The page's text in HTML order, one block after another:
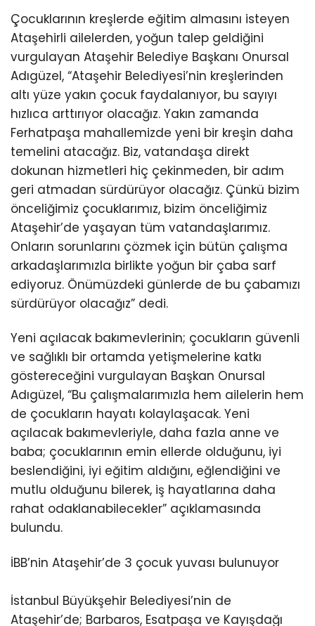
Çocuklarının kreşlerde eğitim almasını isteyen
Ataşehirli ailelerden, yoğun talep geldiğini
vurgulayan Ataşehir Belediye Başkanı Onursal
Adıgüzel, “Ataşehir Belediyesi’nin kreşlerinden
altı yüze yakın çocuk faydalanıyor, bu sayıyı
hızlıca arttırıyor olacağız. Yakın zamanda
Ferhatpaşa mahallemizde yeni bir kreşin daha
temelini atacağız. Biz, vatandaşa direkt
dokunan hizmetleri hiç çekinmeden, bir adım
geri atmadan sürdürüyor olacağız. Çünkü bizim
önceliğimiz çocuklarımız, bizim önceliğimiz
Ataşehir’de yaşayan tüm vatandaşlarımız.
Onların sorunlarını çözmek için bütün çalışma
arkadaşlarımızla birlikte yoğun bir çaba sarf
ediyoruz. Önümüzdeki günlerde de bu çabamızı
sürdürüyor olacağız” dedi.
Yeni açılacak bakımevlerinin; çocukların güvenli
ve sağlıklı bir ortamda yetişmelerine katkı
göstereceğini vurgulayan Başkan Onursal
Adıgüzel, “Bu çalışmalarımızla hem ailelerin hem
de çocukların hayatı kolaylaşacak. Yeni
açılacak bakımevleriyle, daha fazla anne ve
baba; çocuklarının emin ellerde olduğunu, iyi
beslendiğini, iyi eğitim aldığını, eğlendiğini ve
mutlu olduğunu bilerek, iş hayatlarına daha
rahat odaklanabilecekler” açıklamasında
bulundu.
İBB’nin Ataşehir’de 3 çocuk yuvası bulunuyor
İstanbul Büyükşehir Belediyesi’nin de
Ataşehir’de; Barbaros, Esatpaşa ve Kayışdağı